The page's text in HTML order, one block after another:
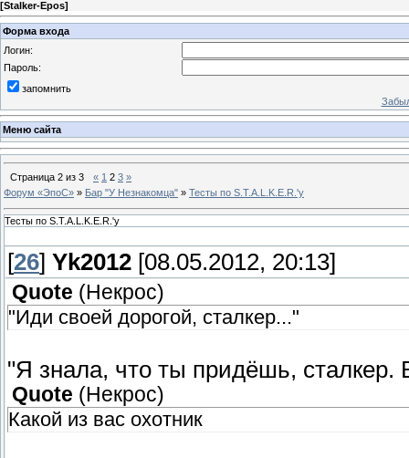
[Stalker-Epos]
Форма входа
Логин:
Пароль:
запомнить
Меню сайта
Страница 2 из 3 « 1 2 3 »
Форум «ЭпоС» » Бар "У Незнакомца" » Тесты по S.T.A.L.K.E.R.'у
Тесты по S.T.A.L.K.E.R.'у
[26] Yk2012 [08.05.2012, 20:13]
Quote ( Некрос)
"Иди своей дорогой, сталкер..."
"Я знала, что ты придёшь, сталкер.
Quote ( Некрос)
Какой из вас охотник